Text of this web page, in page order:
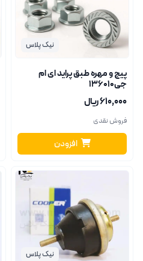
نیک پلاس
پیچ و مهره طبق پراید ای ام
جی136010
۶۱۰٬۰۰۰ ریال
فروش نقدی
افزودن
نیک پلاس